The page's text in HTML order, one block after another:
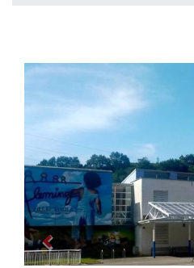
Previous